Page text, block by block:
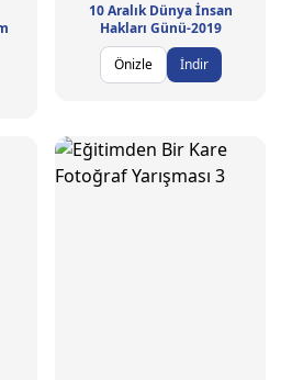
10 Aralık Dünya İnsan
Hakları Günü-2019
Önizle
İndir